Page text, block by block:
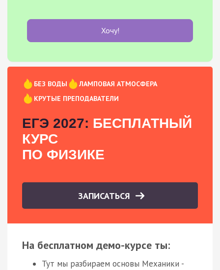
Хочу!
БЕЗ ВОДЫ
ЛАМПОВАЯ АТМОСФЕРА
КРУТЫЕ ПРЕПОДАВАТЕЛИ
ЕГЭ 2027: БЕСПЛАТНЫЙ
КУРС
ПО ФИЗИКЕ
ЗАПИСАТЬСЯ
На бесплатном демо-курсе ты:
Тут мы разбираем основы Механики -